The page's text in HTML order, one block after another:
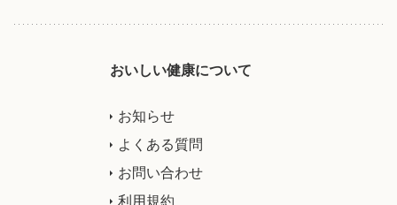
おいしい健康について
お知らせ
よくある質問
お問い合わせ
利用規約